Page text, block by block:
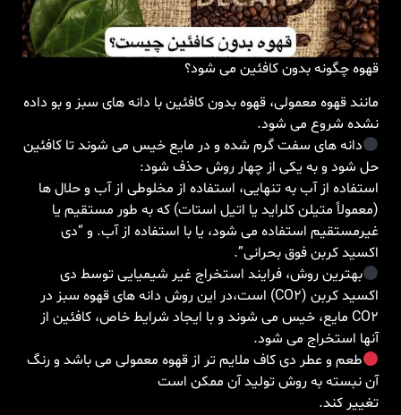
قهوه چگونه بدون کافئین می شود؟
مانند قهوه معمولی، قهوه بدون کافئین با دانه های سبز و بو داده
نشده شروع می شود.
دانه های سفت گرم شده و در مایع خیس می شوند تا کافئین
حل شود و به یکی از چهار روش حذف شود:
استفاده از آب به تنهایی، استفاده از مخلوطی از آب و حلال ها
(معمولاً متیلن کلراید یا اتیل استات) که به طور مستقیم یا
غیرمستقیم استفاده می شود، یا با استفاده از آب. و “دی
اکسید کربن فوق بحرانی”.
بهترین روش، فرایند استخراج غیر شیمیایی توسط دی
اکسید کربن (CO2) است،در این روش دانه های قهوه سبز در
CO2 مایع، خیس می شوند و با ایجاد شرایط خاص، کافئین از
آنها استخراج می شود.
طعم و عطر دی کاف ملایم تر از قهوه معمولی می باشد و رنگ
آن نبسته به روش تولید آن ممکن است
تغییر کند.